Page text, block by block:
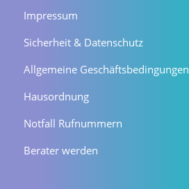
Impressum
Sicherheit & Datenschutz
Allgemeine Geschäftsbedingungen
Hausordnung
Notfall Rufnummern
Berater werden